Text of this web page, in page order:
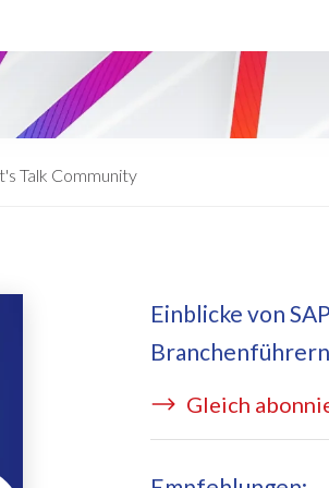
Form
Learning Request
auf Azure
BRIDGE Managed Services
Talk Community
Einblicke von
Branchenführern
Gleich